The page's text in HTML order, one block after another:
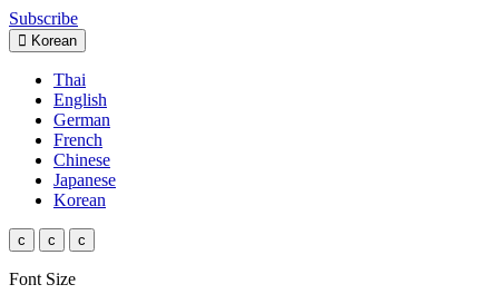
Subscribe
Korean
Thai
English
German
French
Chinese
Japanese
Korean
c c c
Font Size